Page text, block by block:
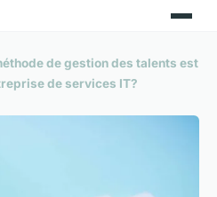
de gestion des talents est
de services IT?